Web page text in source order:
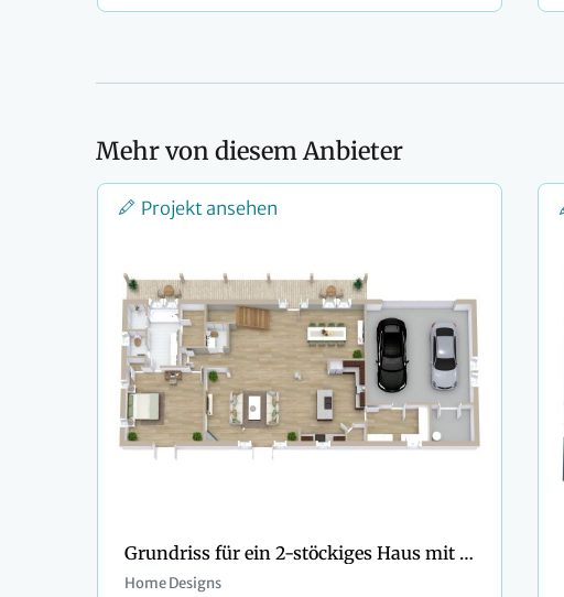
Mehr von diesem Anbieter
Projekt ansehen
Grundriss für ein 2-stöckiges Haus mit 5 Schlafzimmern und 3 Bädern
Home Designs